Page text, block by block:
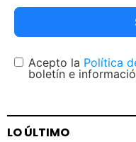
Acepto la Política
boletín e
LO ÚLTIMO